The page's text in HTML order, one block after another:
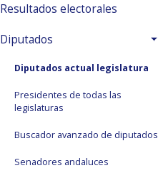
Resultados electorales
Diputados
Diputados actual legislatura
Presidentes de todas las
legislaturas
Buscador avanzado de diputados
Senadores andaluces